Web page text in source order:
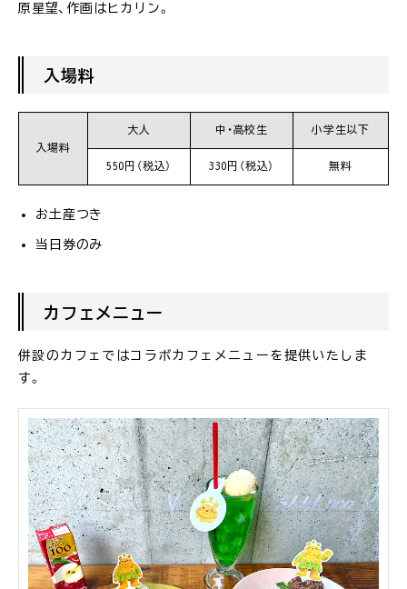
原星望、作画はヒカリン。
入場料
入場料
大人 中・高校生 小学生以下
550円（税込） 330円（税込） 無料
お土産つき
当日券のみ
カフェメニュー
併設のカフェではコラボカフェメニューを提供いたしま
す。